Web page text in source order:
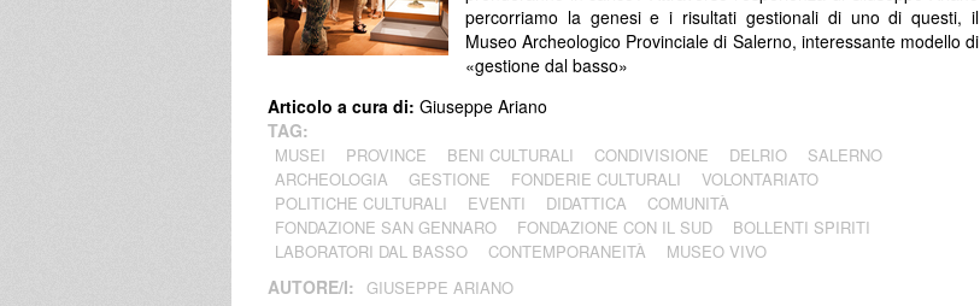
percorriamo la genesi e i risultati gestionali di uno di questi, il
Museo Archeologico Provinciale di Salerno, interessante modello di
«gestione dal basso»
Articolo a cura di: Giuseppe Ariano
TAG:
MUSEI PROVINCE BENI CULTURALI CONDIVISIONE DELRIO
SALERNO
ARCHEOLOGIA
GESTIONE FONDERIE CULTURALI
VOLONTARIATO
POLITICHE CULTURALI
EVENTI DIDATTICA
COMUNITÀ
FONDAZIONE SAN GENNARO
FONDAZIONE CON IL SUD
BOLLENTI SPIRITI
LABORATORI DAL BASSO
CONTEMPORANEITÀ MUSEO VIVO
AUTORE/I: GIUSEPPE ARIANO